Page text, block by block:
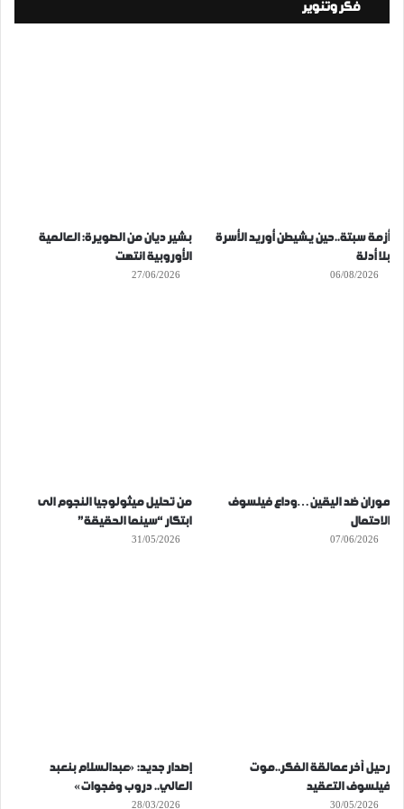
فكر وتنوير
أزمة سبتة..حين يشيطن أوريد الأسرة
بلا أدلة
06/08/2026
بشير ديان من الصويرة: العالمية
الأوروبية انتهت
27/06/2026
موران ضد اليقين…وداع فيلسوف
الاحتمال
07/06/2026
من تحليل ميثولوجيا النجوم الى
ابتكار “سينما الحقيقة”
31/05/2026
رحيل آخر عمالقة الفكر..موت
فيلسوف التعقيد
30/05/2026
إصدار جديد: «عبدالسلام بنعبد
العالي.. دروب وفجوات»
28/03/2026